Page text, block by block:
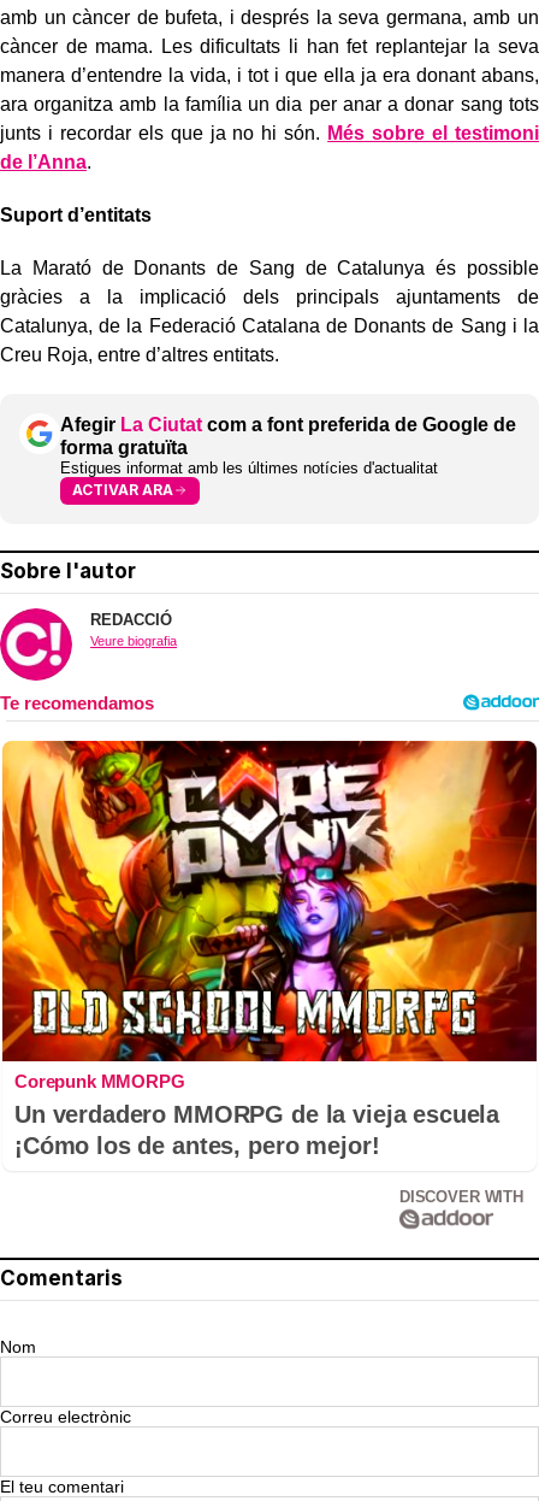
amb un càncer de bufeta, i després la seva germana, amb un
càncer de mama. Les dificultats li han fet replantejar la seva
manera d’entendre la vida, i tot i que ella ja era donant abans,
ara organitza amb la família un dia per anar a donar sang tots
junts i recordar els que ja no hi són. Més sobre el testimoni
de l’Anna.
Suport d’entitats
La Marató de Donants de Sang de Catalunya és possible
gràcies a la implicació dels principals ajuntaments de
Catalunya, de la Federació Catalana de Donants de Sang i la
Creu Roja, entre d’altres entitats.
Afegir La Ciutat com a font preferida de Google de
forma gratuïta
Estigues informat amb les últimes notícies d'actualitat
ACTIVAR ARA
Sobre l'autor
REDACCIÓ
Veure biografia
Corepunk MMORPG
Un verdadero MMORPG de la vieja escuela
¡Cómo los de antes, pero mejor!
DISCOVER WITH
Comentaris
Nom
Correu electrònic
El teu comentari